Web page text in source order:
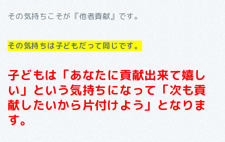
その気持ちこそが『他者貢献』です。
その気持ちは子どもだって同じです。
子どもは「あなたに貢献出来て嬉し
い」という気持ちになって「次も貢
献したいから片付けよう」となりま
す。